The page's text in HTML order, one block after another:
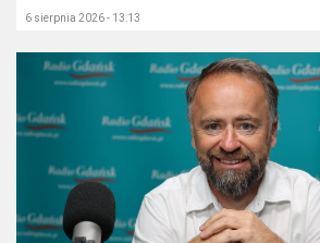
6 sierpnia 2026 - 13:13